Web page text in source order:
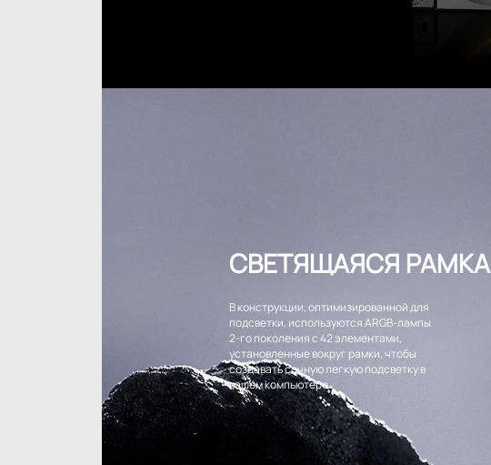
СВЕТЯЩАЯСЯ РАМКА
В конструкции, оптимизированной для
подсветки, используются ARGB-лампы
2-го поколения с 42 элементами,
установленные вокруг рамки, чтобы
создавать сочную легкую подсветку в
вашем компьютере.